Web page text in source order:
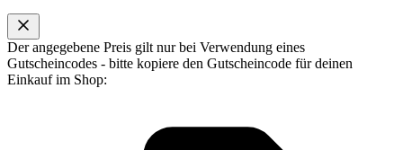
Der angegebene Preis gilt nur bei Verwendung eines
Gutscheincodes - bitte kopiere den Gutscheincode für deinen
Einkauf im Shop: